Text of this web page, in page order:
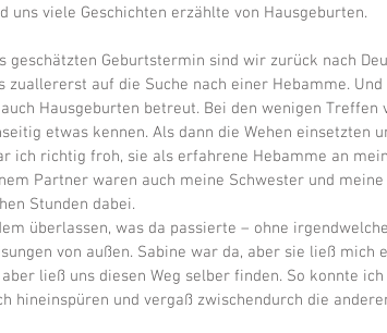
uns viele Geschichten erzählte von Hausgeburten.
geschätzten Geburtstermin sind wir zurück nach
zuallererst auf die Suche nach einer Hebamme. Und
Hausgeburten betreut. Bei den wenigen Treffen
etwas kennen. Als dann die Wehen einsetzten
ich richtig froh, sie als erfahrene Hebamme an
Partner waren auch meine Schwester und
Stunden dabei.
überlassen, was da passierte – ohne irgendwelche
von außen. Sabine war da, aber sie ließ mich
ließ uns diesen Weg selber finden. So konnte
hineinspüren und vergaß zwischendurch die